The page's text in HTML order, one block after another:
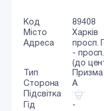
Код
89408
Місто
Харків
Адреса
просп.
-
(до
Тип
Призма
Сторона
A
Підсвітка
Гід
-